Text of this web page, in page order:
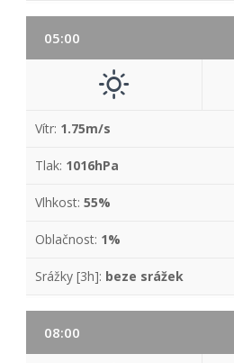
05:00
Vítr: 1.75m/s
Tlak: 1016hPa
Vlhkost: 55%
Oblačnost: 1%
Srážky [3h]: beze srážek
08:00